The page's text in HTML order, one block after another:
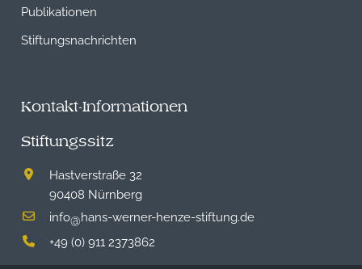
Publikationen
Stiftungsnachrichten
Kontakt-Informationen
Stiftungssitz
Hastverstraße 32
90408 Nürnberg
info@hans-werner-henze-stiftung.de
+49 (0) 911 2373862